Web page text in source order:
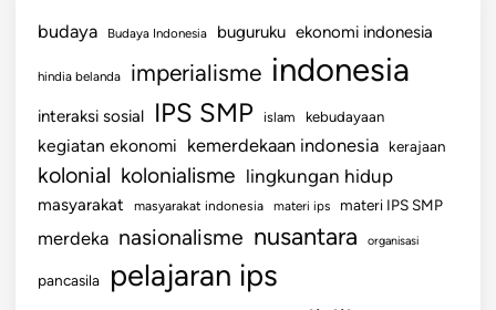
budaya Budaya Indonesia buguruku ekonomi indonesia
hindia belanda imperialisme indonesia
interaksi sosial IPS SMP islam kebudayaan
kegiatan ekonomi kemerdekaan indonesia kerajaan
kolonial kolonialisme lingkungan hidup
masyarakat masyarakat indonesia materi ips materi IPS SMP
merdeka nasionalisme nusantara organisasi
pancasila
pelajaran ips